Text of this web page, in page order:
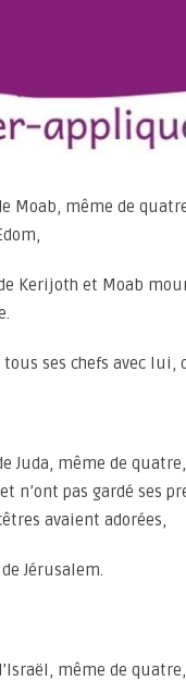
Moab, même de
Kerijoth et Moab
ses chefs avec lui,
Juda, même de
n’ont pas gardé ses
avaient adorées,
Jérusalem.
même de